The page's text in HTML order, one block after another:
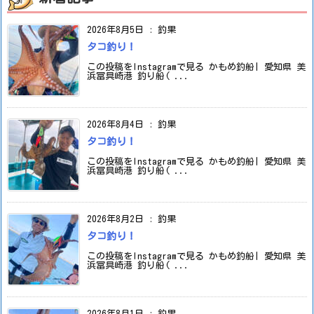
2026年8月5日 : 釣果
タコ釣り！
この投稿をInstagramで見る かもめ釣船| 愛知県 美
浜冨具崎港 釣り船( ...
2026年8月4日 : 釣果
タコ釣り！
この投稿をInstagramで見る かもめ釣船| 愛知県 美
浜冨具崎港 釣り船( ...
2026年8月2日 : 釣果
タコ釣り！
この投稿をInstagramで見る かもめ釣船| 愛知県 美
浜冨具崎港 釣り船( ...